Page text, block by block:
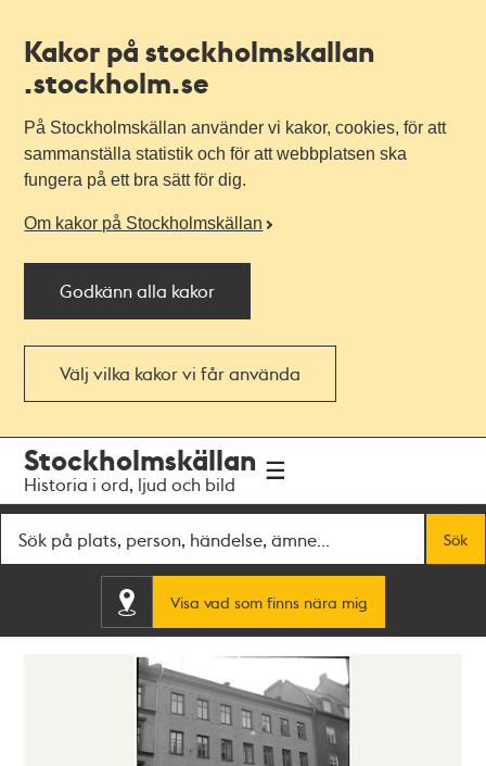
Kakor på stockholmskallan
.stockholm.se
På Stockholmskällan använder vi kakor, cookies, för att
sammanställa statistik och för att webbplatsen ska
fungera på ett bra sätt för dig.
Om kakor på Stockholmskällan
Godkänn alla kakor
Välj vilka kakor vi får använda
navigationen
huvudinnehållet
Stockholmskällan
Historia i ord, ljud och bild
Sök
Visa vad som finns nära mig